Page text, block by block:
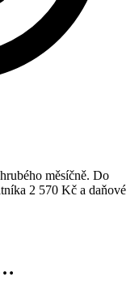
měsíčně. Do
2 570 Kč a daňové